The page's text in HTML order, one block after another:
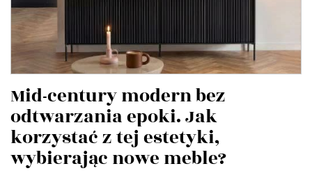
Mid-century modern bez
odtwarzania epoki. Jak
korzystać z tej estetyki,
wybierając nowe meble?